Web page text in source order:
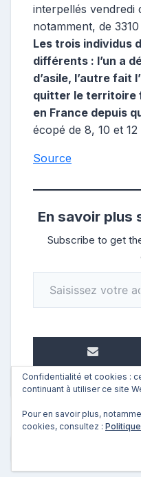
interpellés vendredi
notamment, de
Les trois individus
différents : l’un a
d’asile, l’autre fait
quitter le territoire
en France depuis
écopé de 8, 10 et
Source
En savoir plus
Subscribe to get
Saisissez votre adresse e-mail…
Confidentialité et cookies :
continuant à utiliser ce site
Pour en savoir plus,
cookies, consultez :